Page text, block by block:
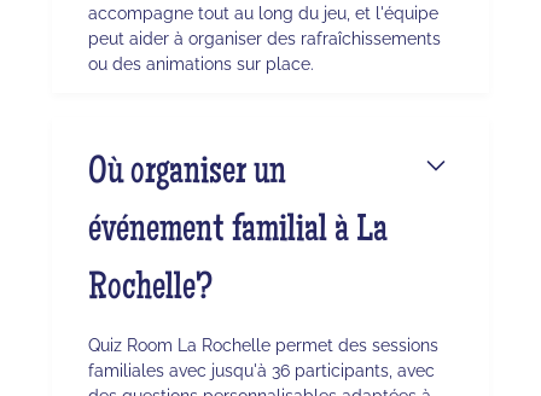
accompagne tout au long du jeu, et l'équipe
peut aider à organiser des rafraîchissements
ou des animations sur place.
Où organiser un
événement familial à La
Rochelle?
Quiz Room La Rochelle permet des sessions
familiales avec jusqu'à 36 participants, avec